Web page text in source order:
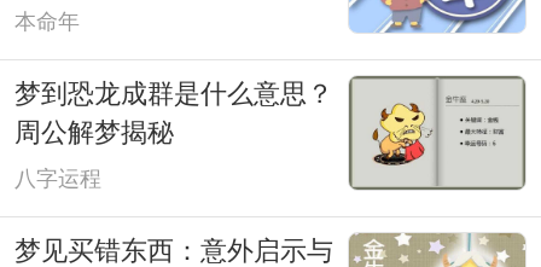
本命年
梦到恐龙成群是什么意思？
周公解梦揭秘
八字运程
梦见买错东西：意外启示与